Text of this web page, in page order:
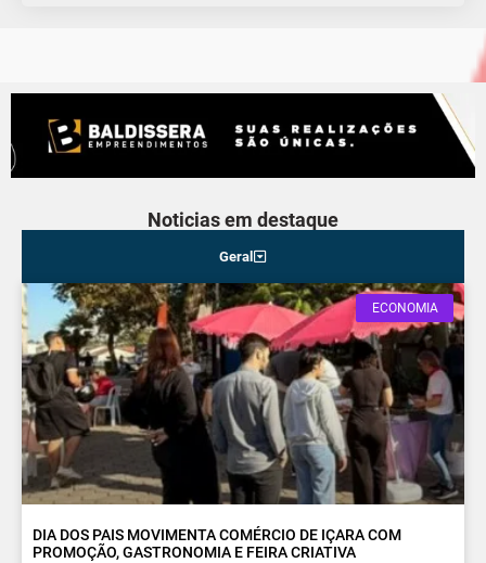
Noticias em destaque
Geral
ECONOMIA
DIA DOS PAIS MOVIMENTA COMÉRCIO DE IÇARA COM
PROMOÇÃO, GASTRONOMIA E FEIRA CRIATIVA